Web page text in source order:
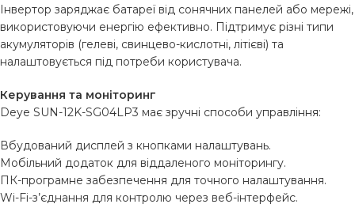
Інвертор заряджає батареї від сонячних панелей або мережі,
використовуючи енергію ефективно. Підтримує різні типи
акумуляторів (гелеві, свинцево-кислотні, літієві) та
налаштовується під потреби користувача.
Керування та моніторинг
Deye SUN-12K-SG04LP3 має зручні способи управління:
Вбудований дисплей з кнопками налаштувань.
Мобільний додаток для віддаленого моніторингу.
ПК-програмне забезпечення для точного налаштування.
Wi-Fi-з’єднання для контролю через веб-інтерфейс.